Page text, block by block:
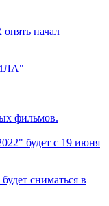
начал
фильмов.
будет с 19 июня
сниматься в